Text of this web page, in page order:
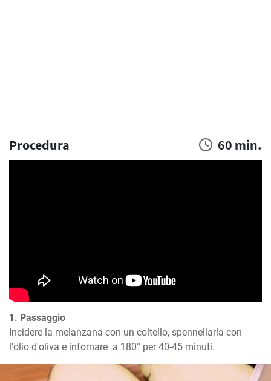
Procedura 60 min.
1. Passaggio
Incidere la melanzana con un coltello, spennellarla con
l'olio d'oliva e infornare  a 180° per 40-45 minuti.